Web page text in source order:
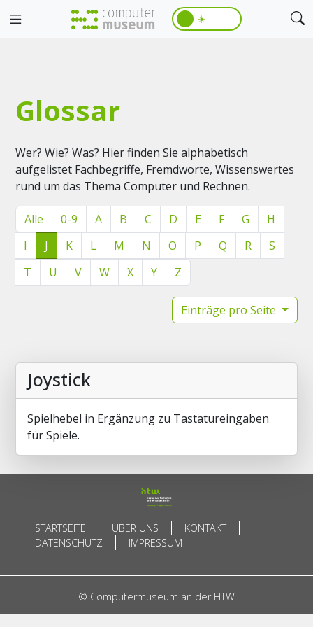
☀️
Glossar
Wer? Wie? Was? Hier finden Sie alphabetisch
aufgelistet Fachbegriffe, Fremdworte, Wissenswertes
rund um das Thema Computer und Rechnen.
Alle 0-9 A B C D E F G
H
I
J K L M N O P Q R
S
T
U V W X Y Z
Einträge pro Seite
Joystick
Spielhebel in Ergänzung zu Tastatureingaben
für Spiele.
STARTSEITE ÜBER UNS
KONTAKT
DATENSCHUTZ
IMPRESSUM
© Computermuseum an der HTW